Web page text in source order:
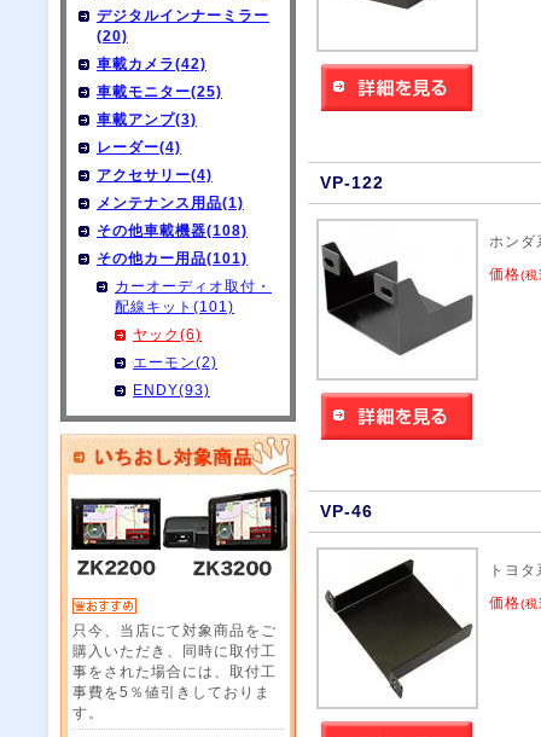
デジタルインナーミラー
(20)
車載カメラ(42)
車載モニター(25)
車載アンプ(3)
レーダー(4)
アクセサリー(4)
メンテナンス用品(1)
その他車載機器(108)
その他カー用品(101)
カーオーディオ取付・
配線キット(101)
ヤック(6)
エーモン(2)
ENDY(93)
只今、当店にて対象商品をご
購入いただき、同時に取付工
事をされた場合には、取付工
事費を5％値引きしておりま
す。
VP-122
ホンダ
価格(税
VP-46
トヨ
価格(税